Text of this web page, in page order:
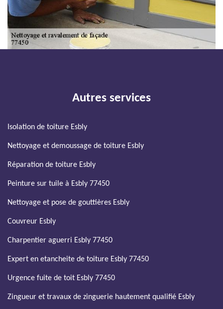
Autres services
Isolation de toiture Esbly
Nettoyage et demoussage de toiture Esbly
Réparation de toiture Esbly
Peinture sur tuile à Esbly 77450
Nettoyage et pose de gouttières Esbly
Couvreur Esbly
Charpentier aguerri Esbly 77450
Expert en etancheite de toiture Esbly 77450
Urgence fuite de toit Esbly 77450
Zingueur et travaux de zinguerie hautement qualifié Esbly